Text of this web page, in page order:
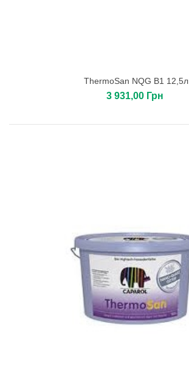
ThermoSan NQG B1 12,5л
3 931,00 Грн